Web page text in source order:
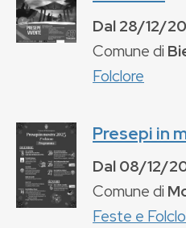
Dal28/12/
Comune di
Folclore
Presepi in
Dal08/12/
Comune di
Feste e